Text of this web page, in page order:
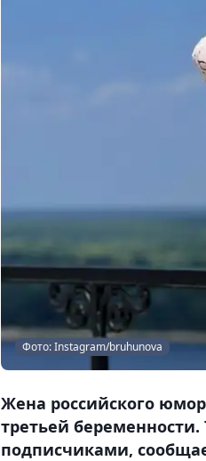
Фото: Instagram/bruhunova
Жена российского
третьей беременности.
подписчиками,